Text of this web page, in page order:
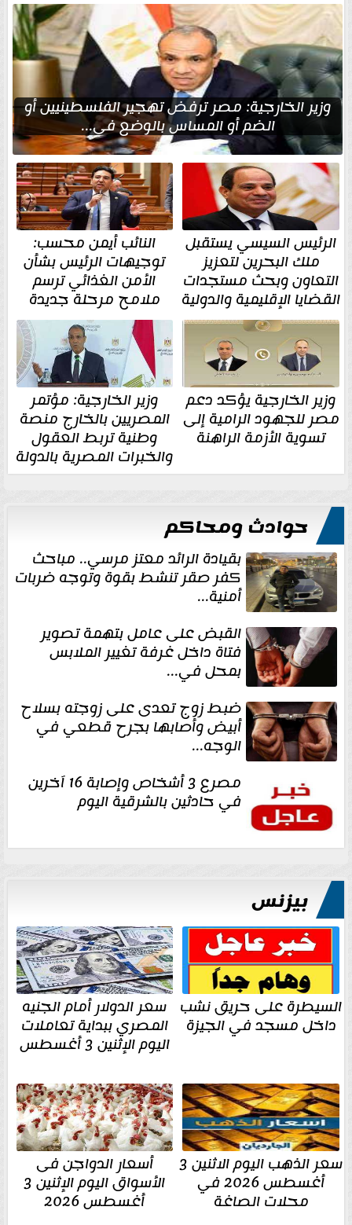
وزير الخارجية: مصر ترفض تهجير الفلسطينيين أو
الضم أو المساس بالوضع في...
الرئيس السيسي يستقبل
ملك البحرين لتعزيز
التعاون وبحث مستجدات
القضايا الإقليمية والدولية
النائب أيمن محسب:
توجيهات الرئيس بشأن
الأمن الغذائي ترسم
ملامح مرحلة جديدة
وزير الخارجية يؤكد دعم
مصر للجهود الرامية إلى
تسوية الأزمة الراهنة
وزير الخارجية: مؤتمر
المصريين بالخارج منصة
وطنية تربط العقول
والخبرات المصرية بالدولة
حوادث ومحاكم
بقيادة الرائد معتز مرسي.. مباحث
كفر صقر تنشط بقوة وتوجه ضربات
أمنية...
القبض على عامل بتهمة تصوير
فتاة داخل غرفة تغيير الملابس
بمحل في...
ضبط زوج تعدى على زوجته بسلاح
أبيض وأصابها بجرح قطعي في
الوجه...
مصرع 3 أشخاص وإصابة 16 آخرين
في حادثين بالشرقية اليوم
بيزنس
السيطرة على حريق نشب
داخل مسجد في الجيزة
سعر الدولار أمام الجنيه
المصري ببداية تعاملات
اليوم الإثنين 3 أغسطس
سعر الذهب اليوم الاثنين 3
أغسطس 2026 في
محلات الصاغة
أسعار الدواجن فى
الأسواق اليوم الإثنين 3
أغسطس 2026